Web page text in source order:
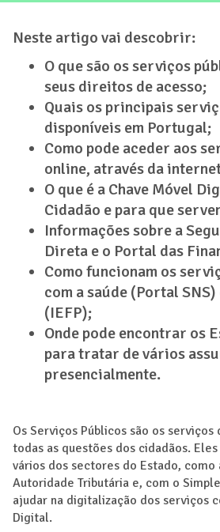
Neste artigo vai descobrir:
O que são os serviços
seus direitos de acesso;
Quais os principais
disponíveis em Portugal;
Como pode aceder aos
online, através da
O que é a Chave Móvel
Cidadão e para que
Informações sobre a
Direta e o Portal das
Como funcionam os
com a saúde (Portal
(IEFP);
Onde pode encontrar os
para tratar de vários
presencialmente.
Os Serviços Públicos são os
todas as questões dos cidadãos.
vários dos sectores do Estado, como
Autoridade Tributária e, com o
ajudar na digitalização dos serviços
Digital.